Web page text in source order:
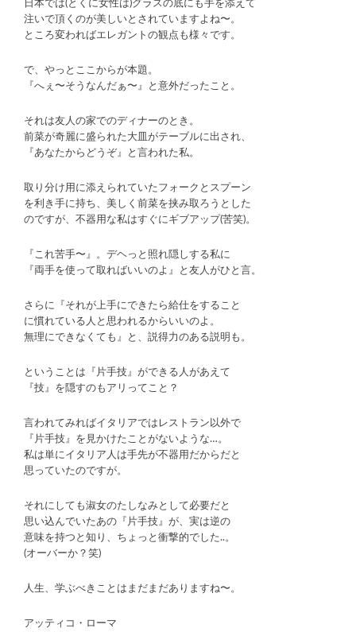
日本では(とくに女性は)グラスの底にも手を添えて
注いで頂くのが美しいとされていますよね〜。
ところ変わればエレガントの観点も様々です。
で、やっとここからが本題。
『へぇ〜そうなんだぁ〜』と意外だったこと。
それは友人の家でのディナーのとき。
前菜が奇麗に盛られた大皿がテーブルに出され、
『あなたからどうぞ』と言われた私。
取り分け用に添えられていたフォークとスプーン
を利き手に持ち、美しく前菜を挟み取ろうとした
のですが、不器用な私はすぐにギブアップ(苦笑)。
『これ苦手〜』。デヘっと照れ隠しする私に
『両手を使って取ればいいのよ』と友人がひと言。
さらに『それが上手にできたら給仕をすること
に慣れている人と思われるからいいのよ。
無理にできなくても』と、説得力のある説明も。
ということは『片手技』ができる人があえて
『技』を隠すのもアリってこと？
言われてみればイタリアではレストラン以外で
『片手技』を見かけたことがないような…。
私は単にイタリア人は手先が不器用だからだと
思っていたのですが。
それにしても淑女のたしなみとして必要だと
思い込んでいたあの『片手技』が、実は逆の
意味を持つと知り、ちょっと衝撃的でした..。
(オーバーか？笑)
人生、学ぶべきことはまだまだありますね〜。
アッティコ・ローマ